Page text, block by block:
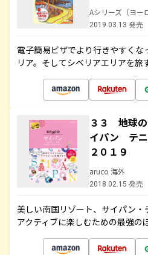
Aシリーズ（ヨー
2019.03.13 発売
電子簡易ビザでより行きやすくな
リア。そしてシベリアエリアを旅
３３ 地球
イパン テ
２０１９
aruco 海外
2018.02.15 発売
美しい南国リゾート、サイパン
アクティブに楽しむための最強の